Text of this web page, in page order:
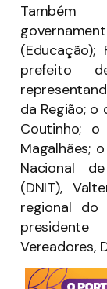
(Educação);
prefeito
da Região;
Coutinho;
Magalhães;
Nacional
(DNIT),
regional do
Vereadores,